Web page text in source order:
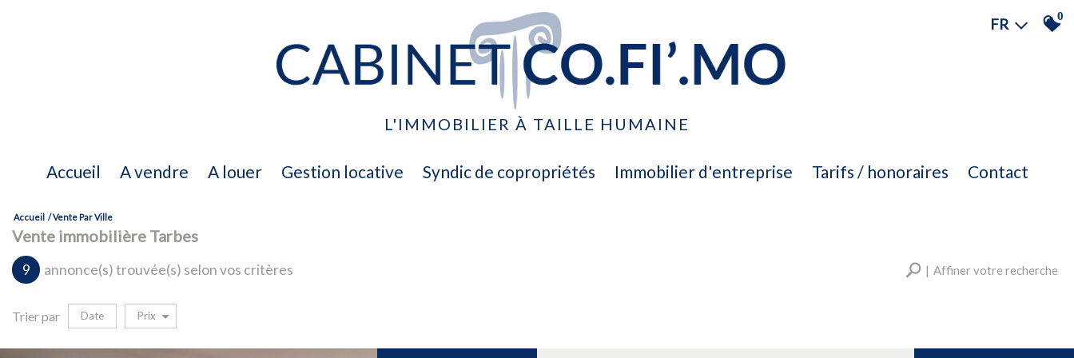
FR 0
L'IMMOBILIER À TAILLE HUMAINE
accueil a vendre
a vendre
biens vendus
a louer gestion locative syndic de copropriétés immobilier d'entreprise tarifs / honoraires contact
Accueil Vente Par Ville
Vente immobilière Tarbes
9 annonce(s) trouvée(s) selon vos critères Affiner votre recherche
Vente
Trier par Date Prix